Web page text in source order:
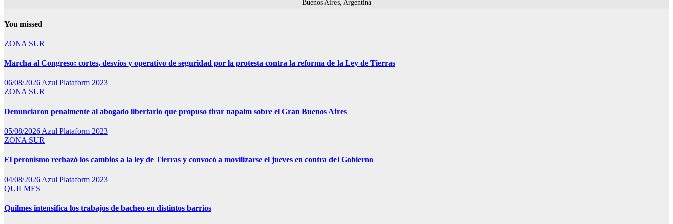
Buenos Aires, Argentina
You missed
ZONA SUR
Marcha al Congreso: cortes, desvíos y operativo de seguridad por la protesta contra la reforma de la Ley de Tierras
06/08/2026Azul Plataform 2023
ZONA SUR
Denunciaron penalmente al abogado libertario que propuso tirar napalm sobre el Gran Buenos Aires
05/08/2026 Azul Plataform 2023
ZONA SUR
El peronismo rechazó los cambios a la ley de Tierras y convocó a movilizarse el jueves en contra del Gobierno
04/08/2026 Azul Plataform 2023
QUILMES
Quilmes intensifica los trabajos de bacheo en distintos barrios